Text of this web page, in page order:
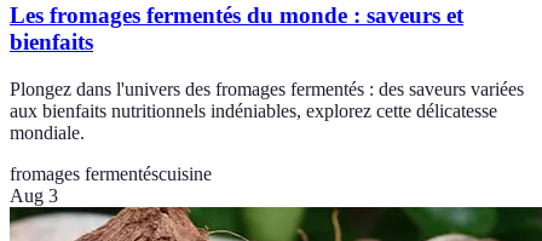
Les fromages fermentés du monde : saveurs et
bienfaits
Plongez dans l'univers des fromages fermentés : des saveurs variées
aux bienfaits nutritionnels indéniables, explorez cette délicatesse
mondiale.
fromages fermentéscuisine
Aug 3